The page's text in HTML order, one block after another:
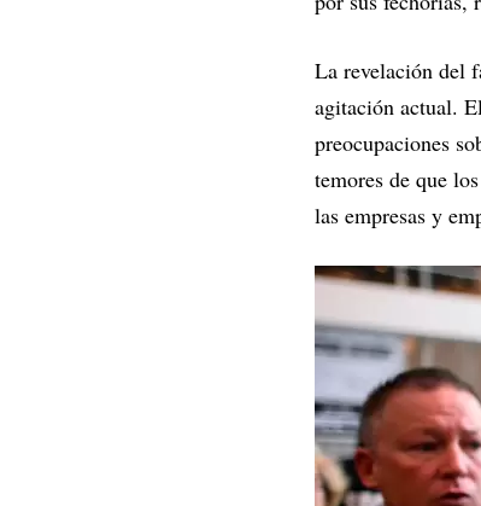
La revelación del
agitación actual.
preocupaciones
temores de que
las empresas y